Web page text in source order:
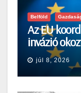
Belföld
Az EU
invázió
júl 8, 2026